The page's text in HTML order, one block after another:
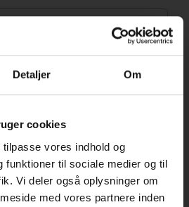
Detaljer Om
cookies
vores indhold og
funktioner til sociale medier og til
Vi deler også oplysninger om
med vores partnere inden